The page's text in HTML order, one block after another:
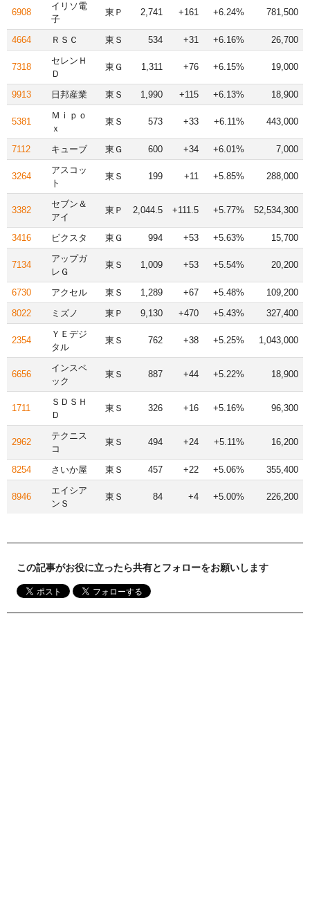
6908
イリソ電
子
東Ｐ 2,741 +161 +6.24% 781,500
4664 ＲＳＣ 東Ｓ 534 +31 +6.16% 26,700
7318
セレンＨ
Ｄ
東Ｇ 1,311 +76 +6.15% 19,000
9913 日邦産業 東Ｓ 1,990 +115 +6.13% 18,900
5381
Ｍｉｐｏ
ｘ
東Ｓ 573 +33 +6.11% 443,000
7112 キューブ 東Ｇ 600 +34 +6.01% 7,000
3264
アスコッ
ト
東Ｓ 199 +11 +5.85% 288,000
3382
セブン＆
アイ
東Ｐ 2,044.5 +111.5 +5.77% 52,534,300
3416 ピクスタ 東Ｇ 994 +53 +5.63% 15,700
7134
アップガ
レＧ
東Ｓ 1,009 +53 +5.54% 20,200
6730 アクセル 東Ｓ 1,289 +67 +5.48%
109,200
8022
ミズノ 東Ｐ 9,130 +470 +5.43% 327,400
2354
ＹＥデジ
タル
東Ｓ 762 +38 +5.25% 1,043,000
6656
インスペ
ック
東Ｓ 887 +44 +5.22% 18,900
1711
ＳＤＳＨ
Ｄ
東Ｓ 326 +16 +5.16% 96,300
2962
テクニス
コ
東Ｓ 494 +24 +5.11% 16,200
8254 さいか屋 東Ｓ 457 +22 +5.06% 355,400
8946
エイシア
ンＳ
東Ｓ 84 +4 +5.00% 226,200
この記事がお役に立ったら共有とフォローをお願いします